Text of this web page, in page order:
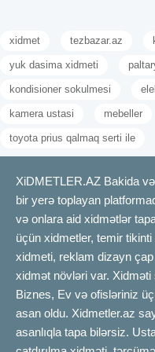
xidmet tezbazar.az
yuk dasima xidmeti
kondisioner sokulmesi
kamera ustasi mebeller
toyota prius qalmaq serti ile
XiDMETLER.AZ Bakida
bir yerə toplayan
və onlara aid xidmətlər
üçün xidmetler, temir
xidmeti, reklam dizayn
xidmət növləri var.
Biznes, Ev və ofisləriniz
asan oldu. Xidmetler.az
asanlıqla tapa bilərsiz.